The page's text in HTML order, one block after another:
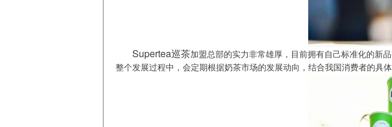
Supertea巡茶加盟总部的实力非常雄厚，目前拥有自己标准化的新
整个发展过程中，会定期根据奶茶市场的发展动向，结合我国消费者的具